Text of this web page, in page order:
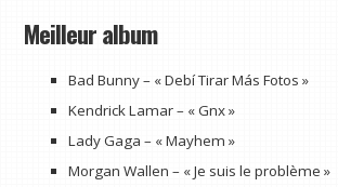
Meilleur album
Bad Bunny – « Debí Tirar Más Fotos »
Kendrick Lamar – « Gnx »
Lady Gaga – « Mayhem »
Morgan Wallen – « Je suis le problème »